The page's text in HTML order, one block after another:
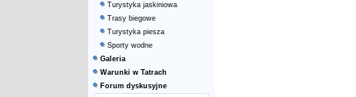
Turystyka jaskiniowa
Trasy biegowe
Turystyka piesza
Sporty wodne
Galeria
Warunki w Tatrach
Forum dyskusyjne